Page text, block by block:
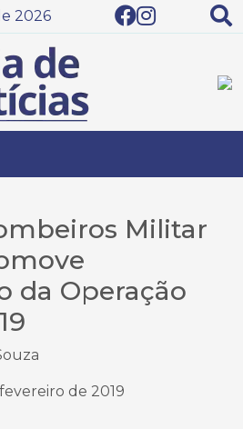
2026
Militar
da Operação
de 2019